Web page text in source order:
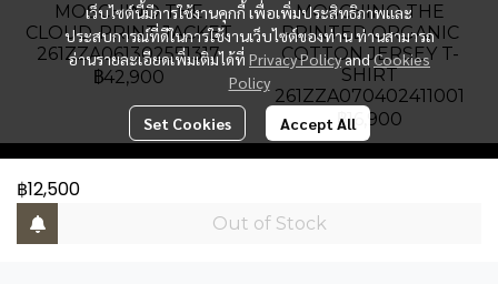
MOSCHINO THE
CLOUD-PRINT JACKET
261ZZA061302551317
฿42,900
MOSCHINO THE
PRINTED ORGANIC
COTTON JERSEY T-
SHIRT
261ZZA070402411001
฿16,900
฿12,500
Out of Stock
เว็บไซต์นี้มีการใช้งานคุกกี้ เพื่อเพิ่มประสิทธิภาพและ
ประสบการณ์ที่ดีในการใช้งานเว็บไซต์ของท่าน ท่านสามารถ
อ่านรายละเอียดเพิ่มเติมได้ที่ Privacy PolicyandCookies
Policy
Set Cookies Accept All
Address : Gaysorn Building, Floor 6, Room 6B-3, 999